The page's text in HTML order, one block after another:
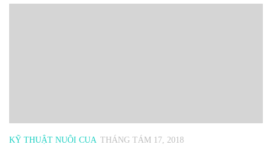
KỸ THUẬT NUÔI CUA THÁNG TÁM 17, 2018